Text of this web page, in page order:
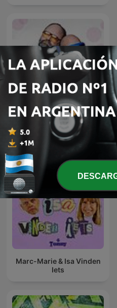
Misjonen med Antonsen
og Golden
Marc-Marie & Isa Vinden
Iets